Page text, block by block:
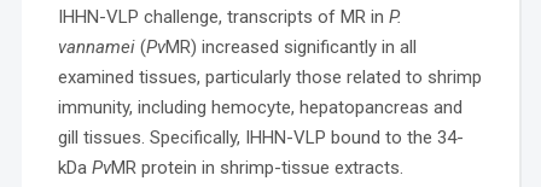
IHHN-VLP challenge, transcripts of MR in P.
vannamei(PvMR) increased significantly in all
examined tissues, particularly those related to shrimp
immunity, including hemocyte, hepatopancreas and
gill tissues. Specifically, IHHN-VLP bound to the 34-
kDa PvMR protein in shrimp-tissue extracts.